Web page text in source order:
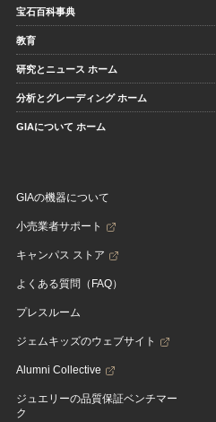
宝石百科事典
教育
研究とニュース ホーム
分析とグレーディング ホーム
GIAについて ホーム
GIAの機器について
小売業者サポート
キャンパス ストア
よくある質問（FAQ）
プレスルーム
ジェムキッズのウェブサイト
Alumni Collective
ジュエリーの品質保証ベンチマー
ク